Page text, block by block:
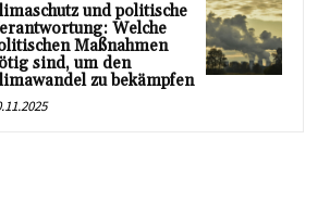
und politische
Welche
Maßnahmen
sind, um den
zu bekämpfen